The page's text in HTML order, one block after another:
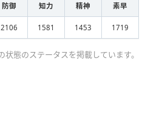
防御 知力 精神 素早
2106 1581 1453 1719
態のステータスを掲載しています。